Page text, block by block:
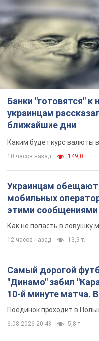
Банки "готовятся" к
украинцам
ближайшие дни
Каким будет курс валюты
10 часов назад 149,0 т.
Украинцам обещают
мобильных
этими сообщениями
Как не попасть в ловушку
12 часов назад 13,3 т.
Самый дорогой
"Динамо" забил
10-й минуте матча.
Поединок проходит в
6.08.2026 20:48 5,8 т.